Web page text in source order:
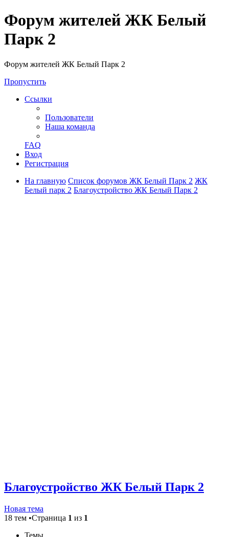
Форум жителей ЖК Белый
Парк 2
Форум жителей ЖК Белый Парк 2
Пропустить
Ссылки
Пользователи
Наша команда
FAQ
Вход
Регистрация
На главную Список форумов ЖК Белый Парк 2 ЖК
Белый парк 2 Благоустройство ЖК Белый Парк 2
Благоустройство ЖК Белый Парк 2
Новая тема
18 тем •Страница 1 из 1
Темы